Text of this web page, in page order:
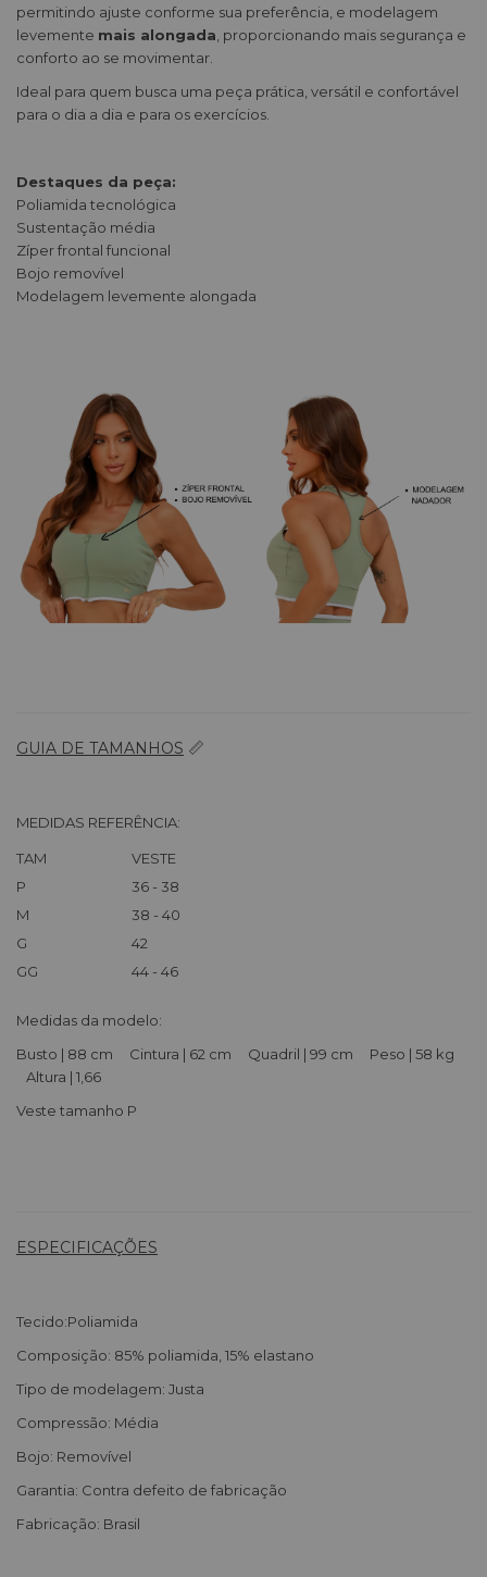
permitindo ajuste conforme sua preferência, e modelagem
levemente mais alongada , proporcionando mais segurança e
conforto ao se movimentar.
Ideal para quem busca uma peça prática, versátil e confortável
para o dia a dia e para os exercícios.
Destaques da peça:
Poliamida tecnológica
Sustentação média
Zíper frontal funcional
Bojo removível
Modelagem levemente alongada
GUIA DE TAMANHOS 📏
MEDIDAS REFERÊNCIA:
TAM
VESTE
P
36 - 38
M
38 - 40
G
42
GG
44 - 46
Medidas da modelo:
Busto | 88 cm Cintura | 62 cm Quadril | 99 cm Peso | 58 kg
Altura | 1,66
Veste tamanho P
ESPECIFICAÇÕES
Tecido:Poliamida
Composição: 85% poliamida, 15% elastano
Tipo de modelagem: Justa
Compressão: Média
Bojo: Removível
Garantia: Contra defeito de fabricação
Fabricação: Brasil